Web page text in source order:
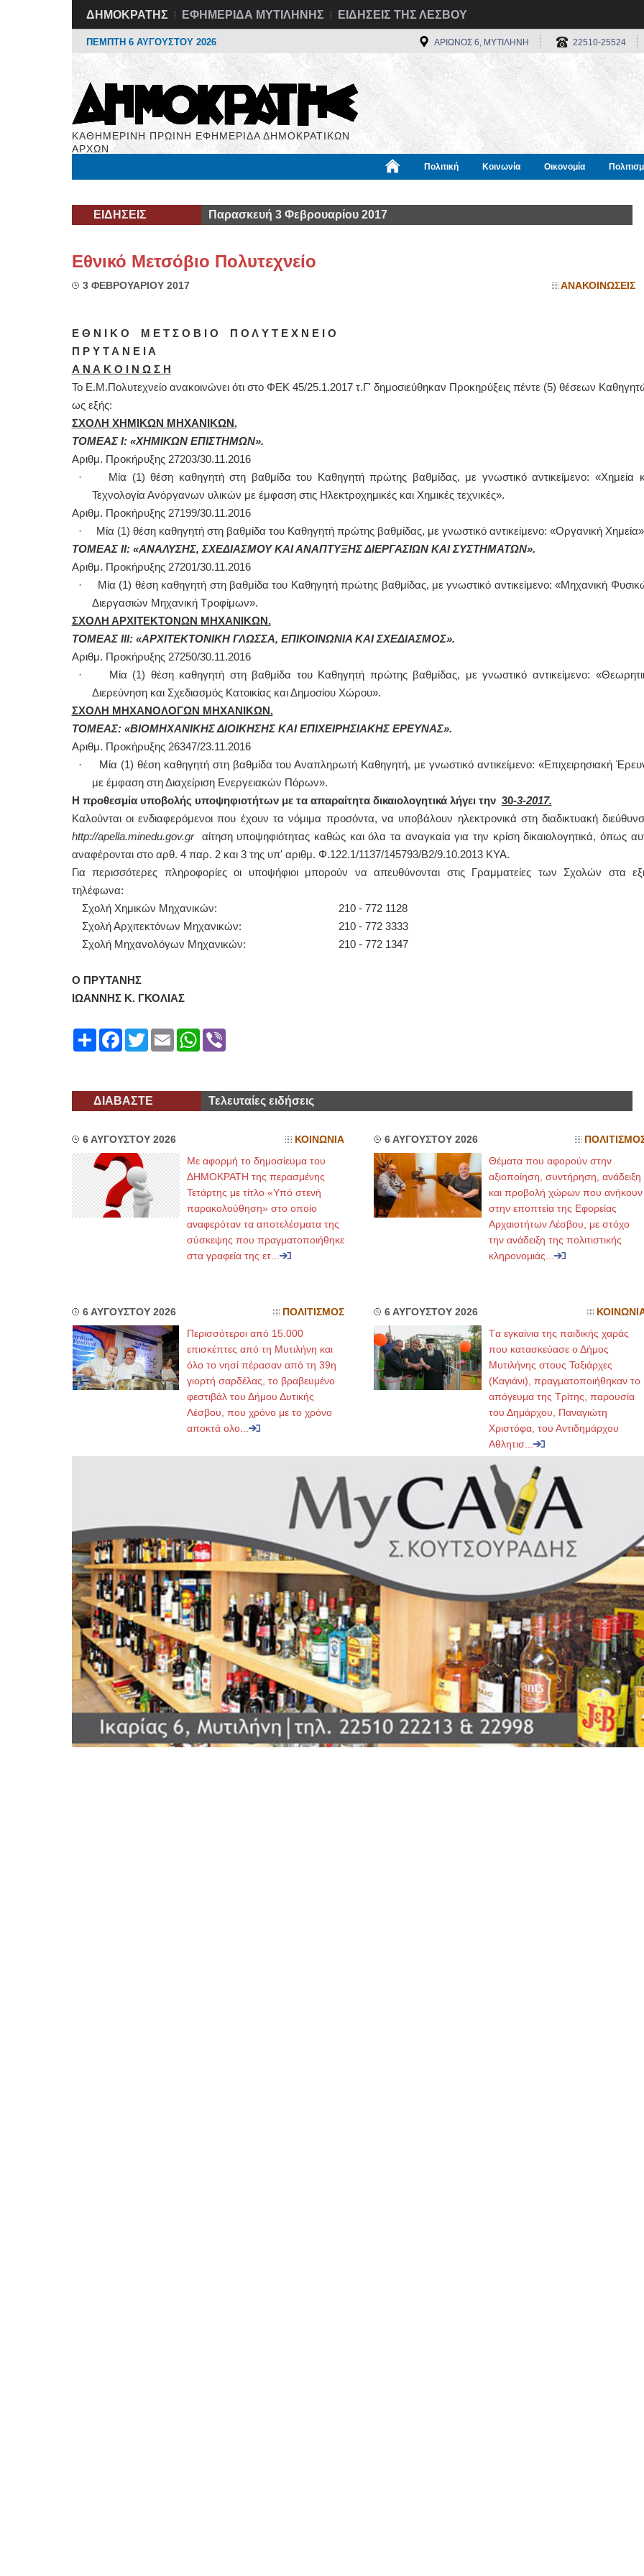
ΔΗΜΟΚΡΑΤΗΣ ΕΦΗΜΕΡΙΔΑ ΜΥΤΙΛΗΝΗΣ ΕΙΔΗΣΕΙΣ ΤΗΣ ΛΕΣΒΟΥ
ΠΕΜΠΤΗ 6 ΑΥΓΟΥΣΤΟΥ 2026 ΑΡΙΩΝΟΣ 6, ΜΥΤΙΛΗΝΗ 22510-25524
ΚΑΘΗΜΕΡΙΝΗ ΠΡΩΙΝΗ ΕΦΗΜΕΡΙΔΑ ΔΗΜΟΚΡΑΤΙΚΩΝ
ΑΡΧΩΝ
Πολιτική Κοινωνία Οικονομία
ΕΙΔΗΣΕΙΣ Παρασκευή 3 Φεβρουαρίου 2017
Εθνικό Μετσόβιο Πολυτεχνείο
3 ΦΕΒΡΟΥΑΡΙΟΥ 2017 ΑΝΑΚΟΙΝΩΣΕΙΣ
Ε Θ Ν Ι Κ Ο Μ Ε Τ Σ Ο Β Ι Ο Π Ο Λ Υ Τ Ε Χ Ν Ε Ι Ο
Π Ρ Υ Τ Α Ν Ε Ι Α
Α Ν Α Κ Ο Ι Ν Ω Σ Η
Το Ε.Μ.Πολυτεχνείο ανακοινώνει ότι στο ΦΕΚ 45/25.1.2017 τ.Γ' δημοσιεύθηκαν Προκηρύξεις πέντε (5) θέσεων
ως εξής:
ΣΧΟΛΗ ΧΗΜΙΚΩΝ ΜΗΧΑΝΙΚΩΝ.
ΤΟΜΕΑΣ Ι: «ΧΗΜΙΚΩΝ ΕΠΙΣΤΗΜΩΝ».
Αριθμ. Προκήρυξης 27203/30.11.2016
· Μία (1) θέση καθηγητή στη βαθμίδα του Καθηγητή πρώτης βαθμίδας, με γνωστικό αντικείμενο: «Χημεία
Τεχνολογία Ανόργανων υλικών με έμφαση στις Ηλεκτροχημικές και Χημικές τεχνικές».
Αριθμ. Προκήρυξης 27199/30.11.2016
· Μία (1) θέση καθηγητή στη βαθμίδα του Καθηγητή πρώτης βαθμίδας, με γνωστικό αντικείμενο: «Οργανική
ΤΟΜΕΑΣ ΙΙ: «ΑΝΑΛΥΣΗΣ, ΣΧΕΔΙΑΣΜΟΥ ΚΑΙ ΑΝΑΠΤΥΞΗΣ ΔΙΕΡΓΑΣΙΩΝ ΚΑΙ ΣΥΣΤΗΜΑΤΩΝ».
Αριθμ. Προκήρυξης 27201/30.11.2016
· Μία (1) θέση καθηγητή στη βαθμίδα του Καθηγητή πρώτης βαθμίδας, με γνωστικό αντικείμενο: «Μηχανική
Διεργασιών Μηχανική Τροφίμων».
ΣΧΟΛΗ ΑΡΧΙΤΕΚΤΟΝΩΝ ΜΗΧΑΝΙΚΩΝ.
ΤΟΜΕΑΣ ΙΙΙ: «ΑΡΧΙΤΕΚΤΟΝΙΚΗ ΓΛΩΣΣΑ, ΕΠΙΚΟΙΝΩΝΙΑ ΚΑΙ ΣΧΕΔΙΑΣΜΟΣ».
Αριθμ. Προκήρυξης 27250/30.11.2016
· Μία (1) θέση καθηγητή στη βαθμίδα του Καθηγητή πρώτης βαθμίδας, με γνωστικό αντικείμενο:
Διερεύνηση και Σχεδιασμός Κατοικίας και Δημοσίου Χώρου».
ΣΧΟΛΗ ΜΗΧΑΝΟΛΟΓΩΝ ΜΗΧΑΝΙΚΩΝ.
ΤΟΜΕΑΣ: «ΒΙΟΜΗΧΑΝΙΚΗΣ ΔΙΟΙΚΗΣΗΣ ΚΑΙ ΕΠΙΧΕΙΡΗΣΙΑΚΗΣ ΕΡΕΥΝΑΣ».
Αριθμ. Προκήρυξης 26347/23.11.2016
· Μία (1) θέση καθηγητή στη βαθμίδα του Αναπληρωτή Καθηγητή, με γνωστικό αντικείμενο: «Επιχειρησιακή
με έμφαση στη Διαχείριση Ενεργειακών Πόρων».
Η προθεσμία υποβολής υποψηφιοτήτων με τα απαραίτητα δικαιολογητικά λήγει την 30-3-2017.
Καλούνται οι ενδιαφερόμενοι που έχουν τα νόμιμα προσόντα, να υποβάλουν ηλεκτρονικά στη διαδικτυακή
http://apella.minedu.gov.grαίτηση υποψηφιότητας καθώς και όλα τα αναγκαία για την κρίση δικαιολογητικά, όπως
αναφέρονται στο αρθ. 4 παρ. 2 και 3 της υπ' αριθμ. Φ.122.1/1137/145793/Β2/9.10.2013 ΚΥΑ.
Για περισσότερες πληροφορίες οι υποψήφιοι μπορούν να απευθύνονται στις Γραμματείες των Σχολών στα
τηλέφωνα:
Σχολή Χημικών Μηχανικών:
210 - 772 1128
Σχολή Αρχιτεκτόνων Μηχανικών:
210 - 772 3333
Σχολή Μηχανολόγων Μηχανικών:
210 - 772 1347
Ο ΠΡΥΤΑΝΗΣ
ΙΩΑΝΝΗΣ Κ. ΓΚΟΛΙΑΣ
ShareFacebook
TwitterEmailWhatsApp
Viber
ΔΙΑΒΑΣΤΕ Τελευταίες ειδήσεις
6 ΑΥΓΟΥΣΤΟΥ 2026 ΚΟΙΝΩΝΙΑ
Με αφορμή το δημοσίευμα του
ΔΗΜΟΚΡΑΤΗ της περασμένης
Τετάρτης με τίτλο «Υπό στενή
παρακολούθηση» στο οποίο
αναφερόταν τα αποτελέσματα της
σύσκεψης που πραγματοποιήθηκε
στα γραφεία της ετ...
6 ΑΥΓΟΥΣΤΟΥ 2026
Θέματα που αφορούν στην
αξιοποίηση, συντήρηση, ανάδειξη
και προβολή χώρων που ανήκουν
στην εποπτεία της Εφορείας
Αρχαιοτήτων Λέσβου, με στόχο
την ανάδειξη της πολιτιστικής
κληρονομιάς...
6 ΑΥΓΟΥΣΤΟΥ 2026 ΠΟΛΙΤΙΣΜΟΣ
Περισσότεροι από 15.000
επισκέπτες από τη Μυτιλήνη και
όλο το νησί πέρασαν από τη 39η
γιορτή σαρδέλας, το βραβευμένο
φεστιβάλ του Δήμου Δυτικής
Λέσβου, που χρόνο με το χρόνο
αποκτά ολο...
6 ΑΥΓΟΥΣΤΟΥ 2026
Tα εγκαίνια της παιδικής χαράς
που κατασκεύασε ο Δήμος
Μυτιλήνης στους Ταξιάρχες
(Καγιάνι), πραγματοποιήθηκαν το
απόγευμα της Τρίτης, παρουσία
του Δημάρχου, Παναγιώτη
Χριστόφα, του Αντιδημάρχου
Αθλητισ...
ΙΩΑΝΝΗΣ Α. ΜΑΛΛΙΑΣ
Καβέτσου 10, Μυτιλήνη, τηλ:
2251038065
Χειρουργός Ωτορινολαρυγγολόγος
Έλενα Μπούμπα
Στρατιωτικός Ιατρός
Διπλωματούχος Ευρ.Ακαδημίας
Πάρνηθας 95-97 Αχαρναί
2102467085 & 6938502258